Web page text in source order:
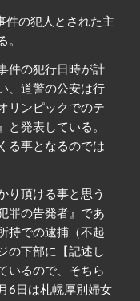
件の犯人とされた主
。
件の犯行日時が計
、道警の公安は行
リンピックでのテ
と発表している。
る事となるのでは
り頂ける事と思う
罪の告発者』であ
持での逮捕（不起
の下部に【記述し
いるので、そちら
6日は札幌厚別婦女